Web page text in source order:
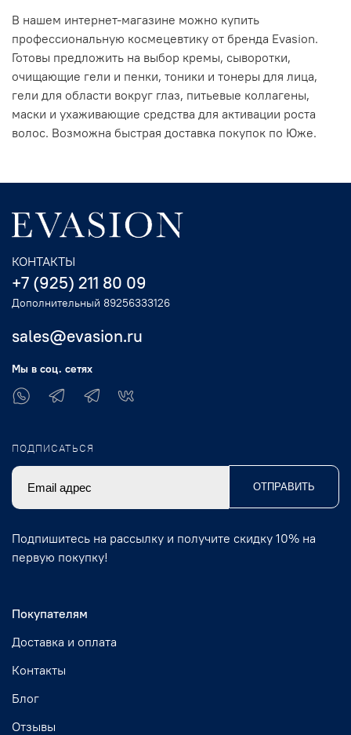
В нашем интернет-магазине можно купить
профессиональную космецевтику от бренда Evasion.
Готовы предложить на выбор кремы, сыворотки,
очищающие гели и пенки, тоники и тонеры для лица,
гели для области вокруг глаз, питьевые коллагены,
маски и ухаживающие средства для активации роста
волос. Возможна быстрая доставка покупок по Юже.
Покупателям
Доставка и оплата
Контакты
Блог
Отзывы
КОНТАКТЫ
+7 (925) 211 80 09
Дополнительный 89256333126
sales@evasion.ru
Мы в соц. сетях
ПОДПИСАТЬСЯ
ОТПРАВИТЬ
Подпишитесь на рассылку и получите скидку 10% на
первую покупку!